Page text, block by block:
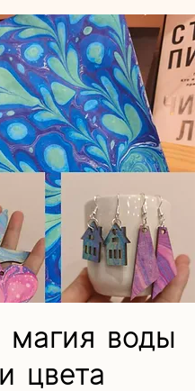
магия воды
и цвета